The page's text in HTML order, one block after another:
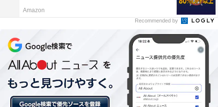
Amazon
Recommended by